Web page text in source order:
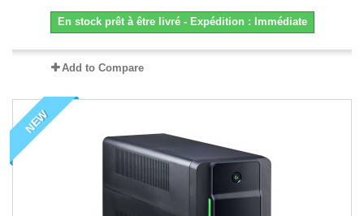
En stock prêt à être livré - Expédition : Immédiate
Add to Compare
NEW